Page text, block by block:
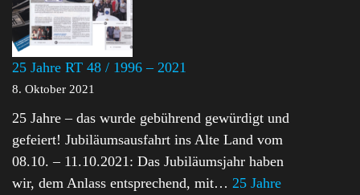
25 Jahre RT 48 / 1996 – 2021
8. Oktober 2021
25 Jahre – das wurde gebührend gewürdigt und
gefeiert! Jubiläumsausfahrt ins Alte Land vom
08.10. – 11.10.2021: Das Jubiläumsjahr haben
wir, dem Anlass entsprechend, mit… 25 Jahre